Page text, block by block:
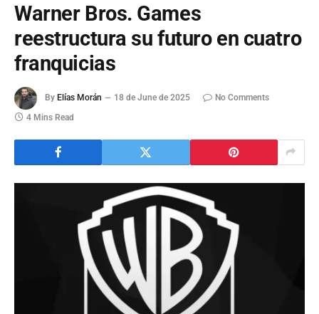
Warner Bros. Games
reestructura su futuro en cuatro
franquicias
By Elías Morán 18 de June de 2025
No Comments
4 Mins Read